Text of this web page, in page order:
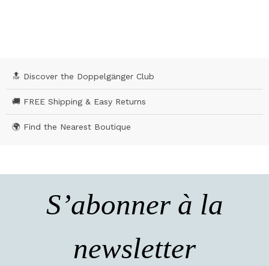
🔝 Discover the Doppelgänger Club
🚚 FREE Shipping & Easy Returns
🌍 Find the Nearest Boutique
S’abonner à la
newsletter